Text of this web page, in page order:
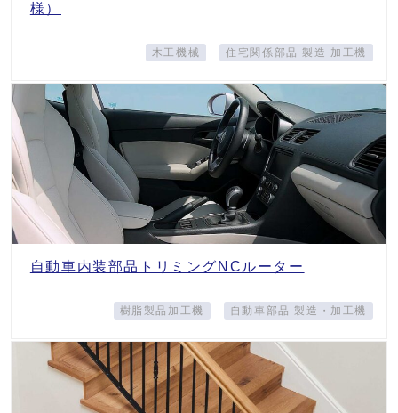
様）
木工機械 住宅関係部品 製造 加工機
自動車内装部品トリミングNCルーター
樹脂製品加工機 自動車部品 製造・加工機